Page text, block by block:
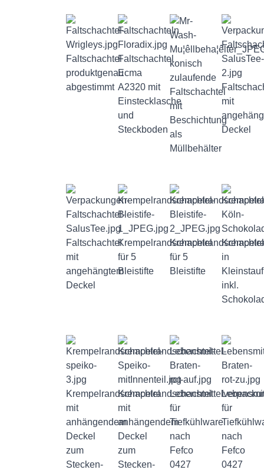
Faltschachtel
produktgenau
abgestimmt
Faltschachtel
Ecma
A2320 mit
Einstecklasche
und
Steckboden
konisch
zulaufende
Faltschachtel
mit
Beschichtung
als
Müllbehälter
mit
Deckel
Faltschachtel
mit
angehängtem
Deckel
Krempelrandschachtel
für 5
Bleistifte
Krempelrandschachtel
für 5
Bleistifte
in
inkl.
Krempelrandschachtel
mit
anhängendem
Deckel
zum
Stecken-
Krempelrandschachtel
mit
anhängendem
Deckel
zum
Stecken-
für
Tiefkühlware
nach
Fefco
0427
für
nach
Fefco
0427